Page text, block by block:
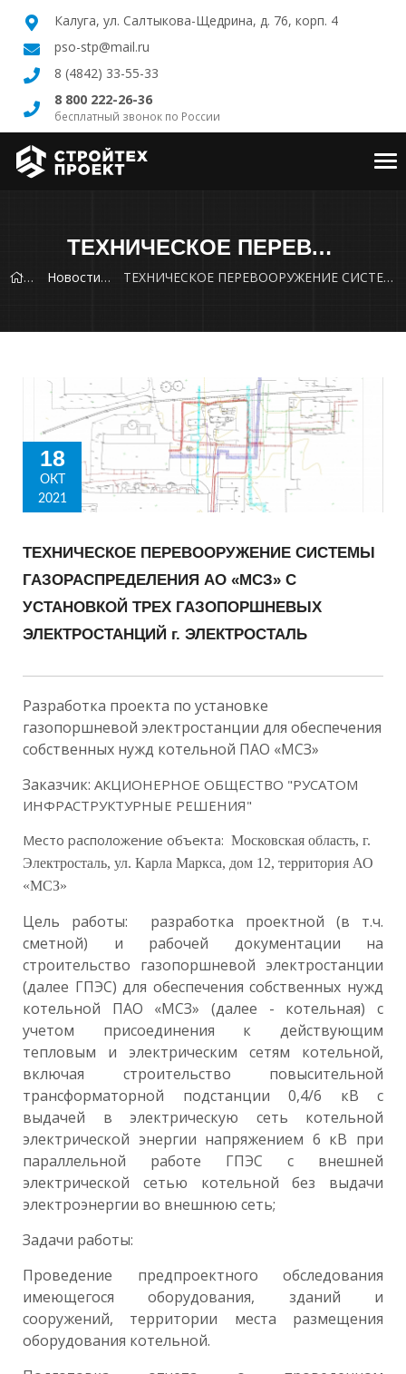
Калуга, ул. Салтыкова-Щедрина, д. 76, корп. 4
pso-stp@mail.ru
8 (4842) 33-55-33
8 800 222-26-36
бесплатный звонок по России
ТЕХНИЧЕСКОЕ ПЕРЕВООРУЖЕНИЕ СИСТЕМЫ ГАЗОРАСПРЕДЕЛЕНИЯ АО «МСЗ» С УСТАНОВКОЙ ТРЕХ ГАЗОПОРШНЕВЫХ ЭЛЕКТРОСТАНЦИЙ Г. ЭЛЕКТРОСТАЛЬ
Новости ТЕХНИЧЕСКОЕ ПЕРЕВООРУЖЕНИЕ СИСТЕМЫ ГАЗОРАСПРЕДЕЛЕНИЯ АО «МСЗ» С УСТАНОВКОЙ ТРЕХ ГАЗОПОРШНЕВЫХ ЭЛЕКТРОСТАНЦИЙ г. ЭЛЕКТРОСТАЛЬ
18
ОКТ
2021
ТЕХНИЧЕСКОЕ ПЕРЕВООРУЖЕНИЕ СИСТЕМЫ
ГАЗОРАСПРЕДЕЛЕНИЯ АО «МСЗ» С
УСТАНОВКОЙ ТРЕХ ГАЗОПОРШНЕВЫХ
ЭЛЕКТРОСТАНЦИЙ г. ЭЛЕКТРОСТАЛЬ
Разработка проекта по установке
газопоршневой электростанции для обеспечения
собственных нужд котельной ПАО «МСЗ»
Заказчик: АКЦИОНЕРНОЕ ОБЩЕСТВО "РУСАТОМ
ИНФРАСТРУКТУРНЫЕ РЕШЕНИЯ"
Место расположение объекта: Московская область, г.
Электросталь, ул. Карла Маркса, дом 12, территория АО
«МСЗ»
Цель работы: разработка проектной (в т.ч.
сметной) и рабочей документации на
строительство газопоршневой электростанции
(далее ГПЭС) для обеспечения собственных нужд
котельной ПАО «МСЗ» (далее - котельная) с
учетом присоединения к действующим
тепловым и электрическим сетям котельной,
включая строительство повысительной
трансформаторной подстанции 0,4/6 кВ с
выдачей в электрическую сеть котельной
электрической энергии напряжением 6 кВ при
параллельной работе ГПЭС с внешней
электрической сетью котельной без выдачи
электроэнергии во внешнюю сеть;
Задачи работы:
Проведение предпроектного обследования
имеющегося оборудования, зданий и
сооружений, территории места размещения
оборудования котельной.